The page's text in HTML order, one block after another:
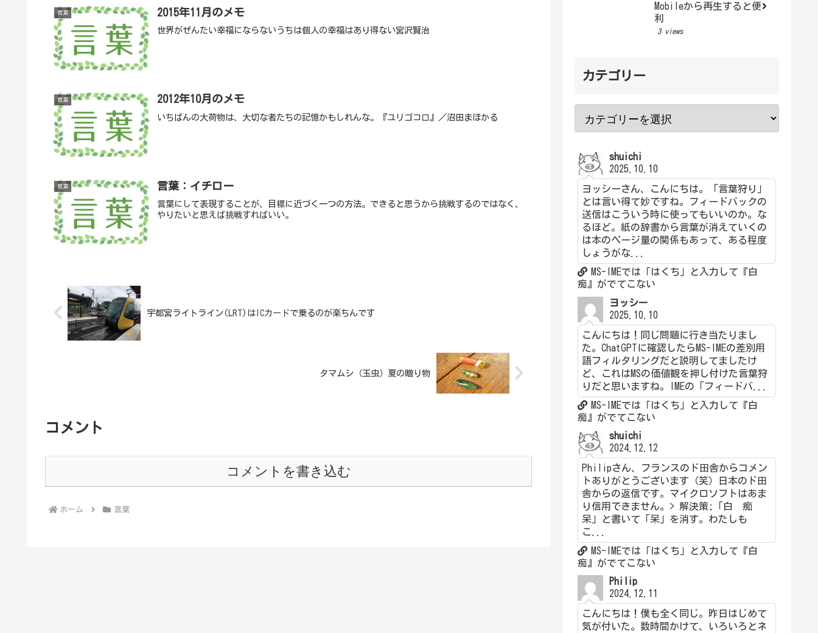
言葉 2015年11月のメモ
世界がぜんたい幸福にならないうちは個人の幸福はあり得ない宮沢賢治
言葉 2012年10月のメモ
いちばんの大荷物は、大切な者たちの記憶かもしれんな。『ユリゴコロ』／沼田まほかる
言葉 言葉：イチロー
言葉にして表現することが、目標に近づく一つの方法。できると思うから挑戦するのではなく、
やりたいと思えば挑戦すればいい。
宇都宮ライトライン(LRT)はICカードで乗るのが楽ちんです
タマムシ（玉虫）夏の贈り物
コメント
コメントを書き込む
ホーム 言葉
Mobileから再生すると便
利
3 views
カテゴリー
shuichi
2025.10.10
ヨッシーさん、こんにちは。「言葉狩り」
とは言い得て妙ですね。フィードバックの
送信はこういう時に使ってもいいのか。な
るほど。紙の辞書から言葉が消えていくの
は本のページ量の関係もあって、ある程度
しょうがな...
MS-IMEでは「はくち」と入力して『白
痴』がでてこない
ヨッシー
2025.10.10
こんにちは！同じ問題に行き当たりまし
た。ChatGPTに確認したらMS-IMEの差別用
語フィルタリングだと説明してましたけ
ど、これはMSの価値観を押し付けた言葉狩
りだと思いますね。IMEの「フィードバ...
MS-IMEでは「はくち」と入力して『白
痴』がでてこない
shuichi
2024.12.12
Philipさん、フランスのド田舎からコメン
トありがとうございます（笑）日本のド田
舎からの返信です。マイクロソフトはあま
り信用できません。> 解決策;「白 痴
呆」と書いて「呆」を消す。わたしも
こ...
MS-IMEでは「はくち」と入力して『白
痴』がでてこない
Philip
2024.12.11
こんにちは！僕も全く同じ。昨日はじめて
気が付いた。数時間かけて、いろいろとネ